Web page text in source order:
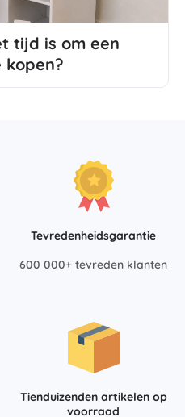
tijd is om een
Tevredenheidsgarantie
600 000+ tevreden klanten
Tienduizenden artikelen op
voorraad